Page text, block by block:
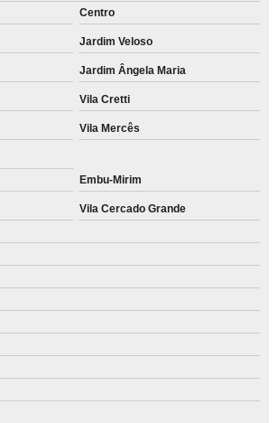
Centro
Jardim Veloso
Jardim Ângela Maria
Vila Cretti
Vila Mercês
Embu-Mirim
Vila Cercado Grande